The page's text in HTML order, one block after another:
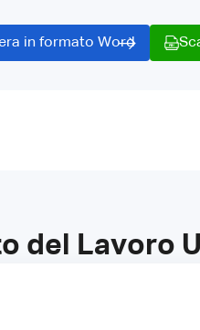
in formato Word
del Lavoro